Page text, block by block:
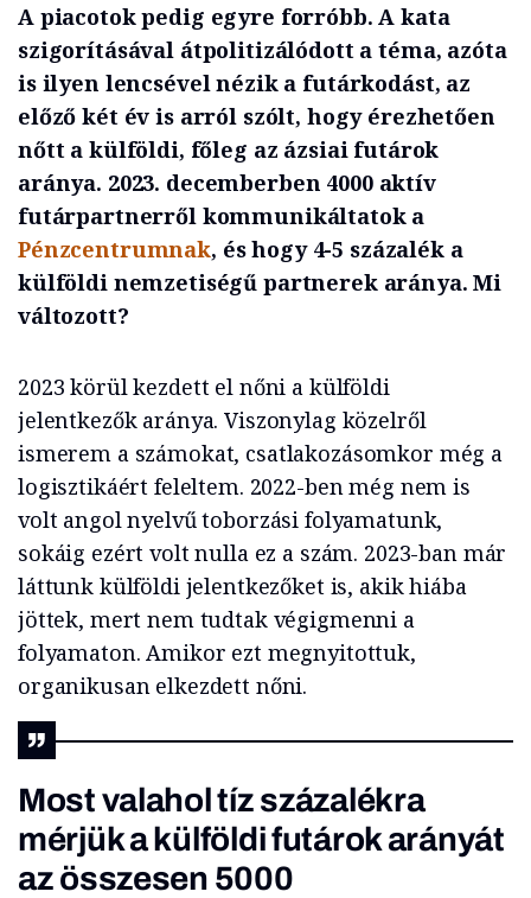
A piacotok pedig egyre forróbb. A kata
szigorításával átpolitizálódott a téma, azóta
is ilyen lencsével nézik a futárkodást, az
előző két év is arról szólt, hogy érezhetően
nőtt a külföldi, főleg az ázsiai futárok
aránya. 2023. decemberben 4000 aktív
futárpartnerről kommunikáltatok a
Pénzcentrumnak, és hogy 4-5 százalék a
külföldi nemzetiségű partnerek aránya. Mi
változott?
2023 körül kezdett el nőni a külföldi
jelentkezők aránya. Viszonylag közelről
ismerem a számokat, csatlakozásomkor még a
logisztikáért feleltem. 2022-ben még nem is
volt angol nyelvű toborzási folyamatunk,
sokáig ezért volt nulla ez a szám. 2023-ban már
láttunk külföldi jelentkezőket is, akik hiába
jöttek, mert nem tudtak végigmenni a
folyamaton. Amikor ezt megnyitottuk,
organikusan elkezdett nőni.
Most valahol tíz százalékra
mérjük a külföldi futárok arányát
az összesen 5000